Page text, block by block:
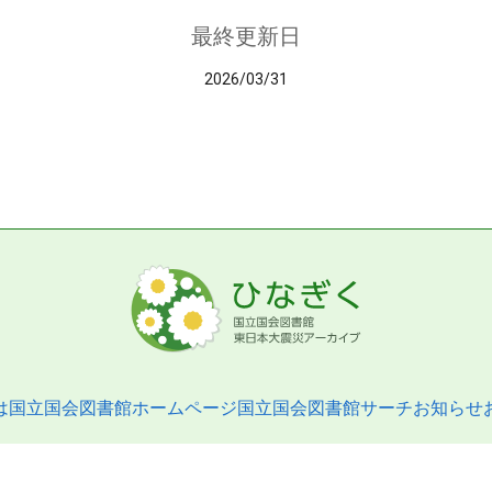
最終更新日
2026/03/31
国立国会図書館ホームページ国立国会図書館サーチお知らせ